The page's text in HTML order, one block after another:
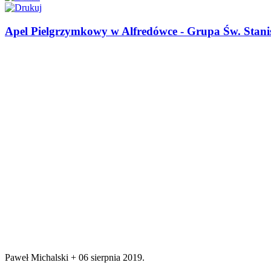
Apel Pielgrzymkowy w Alfredówce - Grupa Św.
Paweł Michalski + 06 sierpnia 2019.